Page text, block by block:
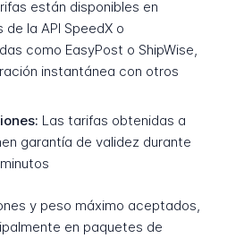
están disponibles en
la API SpeedX o
como EasyPost o ShipWise,
instantánea con otros
Las tarifas obtenidas a
garantía de validez durante
y peso máximo aceptados,
en paquetes de